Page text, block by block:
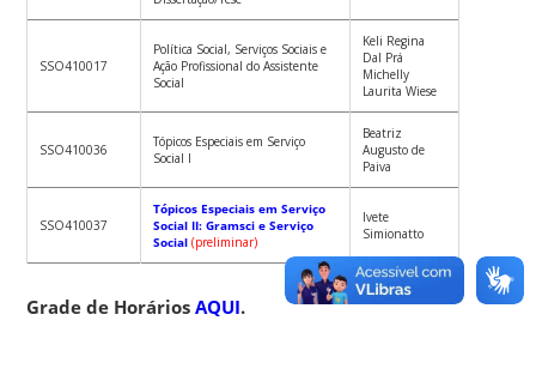
SSO410017
Política Social, Serviços Sociais e
Ação Profissional do Assistente
Social
Keli Regina
Dal Prá
Michelly
Laurita Wiese
SSO410036
Tópicos Especiais em Serviço
Social I
Beatriz
Augusto de
Paiva
SSO410037
Tópicos Especiais em Serviço
Social II: Gramsci e Serviço
Social (preliminar)
Ivete
Simionatto
Grade de HoráriosAQUI.